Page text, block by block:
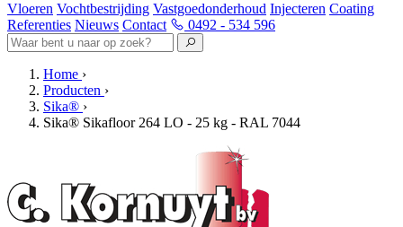
Vloeren Vochtbestrijding Vastgoedonderhoud Injecteren Coating
Referenties Nieuws Contact 0492 - 534 596
Home ›
Producten ›
Sika® ›
Sika® Sikafloor 264 LO - 25 kg - RAL 7044